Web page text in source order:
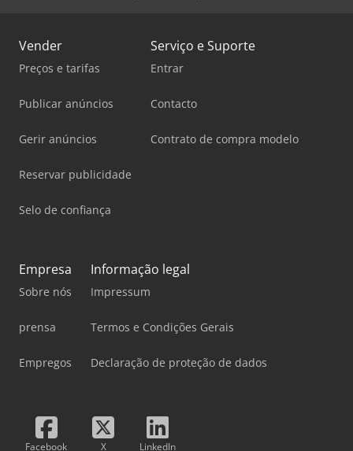
Vender
Preços e tarifas
Publicar anúncios
Gerir anúncios
Reservar publicidade
Selo de confiança
Serviço e Suporte
Entrar
Contacto
Contrato de compra modelo
Empresa
Sobre nós
prensa
Empregos
Informação legal
Impressum
Termos e Condições Gerais
Declaração de proteção de dados
Facebook X LinkedIn